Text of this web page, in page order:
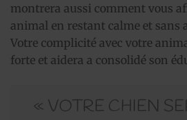
montrera aussi comment vous
animal en restant calme et sans
Votre complicité avec votre
forte et aidera a consolidé son
« VOTRE CHIEN